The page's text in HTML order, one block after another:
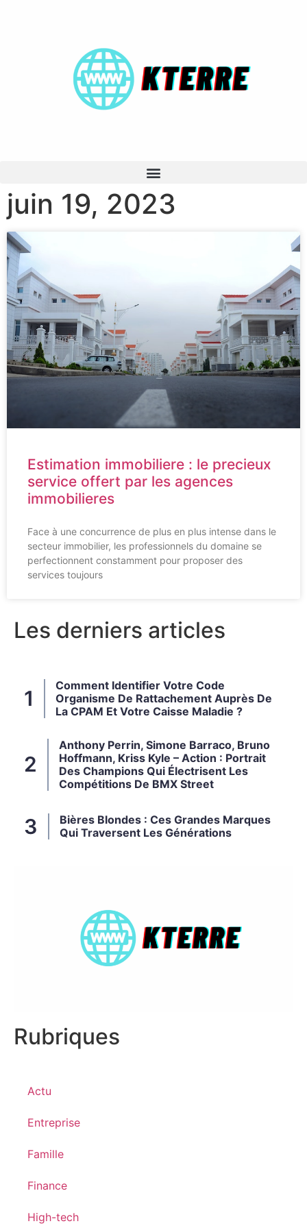
juin 19, 2023
Estimation immobiliere : le precieux
service offert par les agences
immobilieres
Face à une concurrence de plus en plus intense dans le
secteur immobilier, les professionnels du domaine se
perfectionnent constamment pour proposer des
services toujours
Les derniers articles
Comment Identifier Votre Code
Organisme De Rattachement Auprès De
La CPAM Et Votre Caisse Maladie ?
Anthony Perrin, Simone Barraco, Bruno
Hoffmann, Kriss Kyle – Action : Portrait
Des Champions Qui Électrisent Les
Compétitions De BMX Street
Bières Blondes : Ces Grandes Marques
Qui Traversent Les Générations
Rubriques
Actu
Entreprise
Famille
Finance
High-tech